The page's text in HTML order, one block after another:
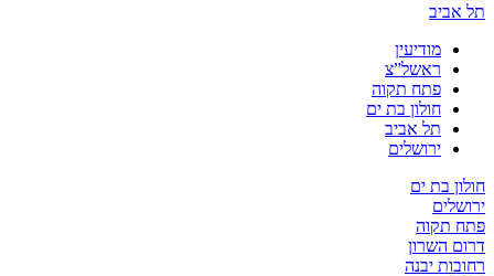
מודיעין
ראשל”צ
פתח תקוה
חולון בת ים
תל אביב
ירושלים
בת ים
יבנה